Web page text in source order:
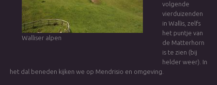
Walliser alpen
volgende
vierduizenden
in Wallis, zelfs
het puntje van
de Matterhorn
is te zien (bij
helder weer). In
het dal beneden kijken we op Mendrisio en omgeving.